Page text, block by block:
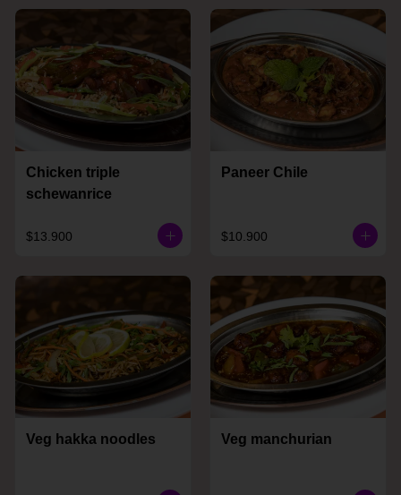
Chicken triple
schewanrice
$13.900
Paneer Chile
$10.900
Veg hakka noodles Veg manchurian